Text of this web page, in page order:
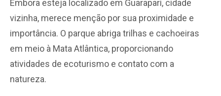
Embora esteja localizado em Guarapari, cidade
vizinha, merece menção por sua proximidade e
importância. O parque abriga trilhas e cachoeiras
em meio à Mata Atlântica, proporcionando
atividades de ecoturismo e contato com a
natureza.